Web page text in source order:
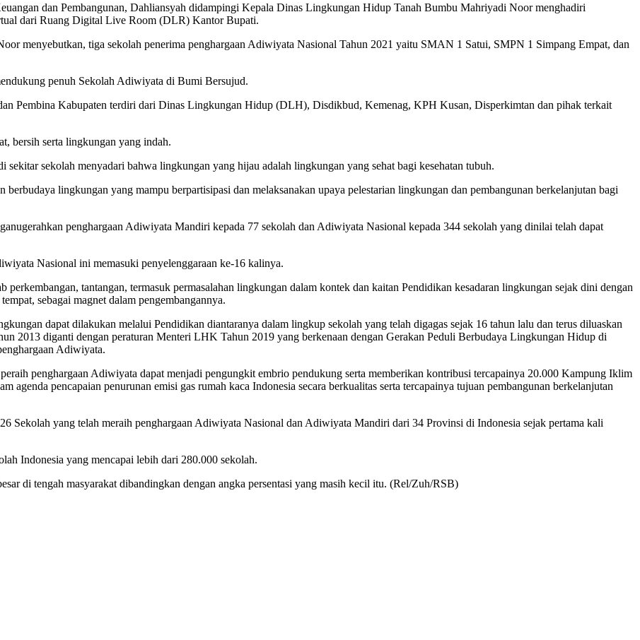
dan Pembangunan, Dahliansyah didampingi Kepala Dinas Lingkungan Hidup Tanah Bumbu Mahriyadi Noor menghadiri
dari Ruang Digital Live Room (DLR) Kantor Bupati.
menyebutkan, tiga sekolah penerima penghargaan Adiwiyata Nasional Tahun 2021 yaitu SMAN 1 Satui, SMPN 1 Simpang Empat, dan
penuh Sekolah Adiwiyata di Bumi Bersujud.
Pembina Kabupaten terdiri dari Dinas Lingkungan Hidup (DLH), Disdikbud, Kemenag, KPH Kusan, Disperkimtan dan pihak terkait
bersih serta lingkungan yang indah.
sekolah menyadari bahwa lingkungan yang hijau adalah lingkungan yang sehat bagi kesehatan tubuh.
lingkungan yang mampu berpartisipasi dan melaksanakan upaya pelestarian lingkungan dan pembangunan berkelanjutan bagi
penghargaan Adiwiyata Mandiri kepada 77 sekolah dan Adiwiyata Nasional kepada 344 sekolah yang dinilai telah dapat
Nasional ini memasuki penyelenggaraan ke-16 kalinya.
tantangan, termasuk permasalahan lingkungan dalam kontek dan kaitan Pendidikan kesadaran lingkungan sejak dini dengan
sebagai magnet dalam pengembangannya.
dapat dilakukan melalui Pendidikan diantaranya dalam lingkup sekolah yang telah digagas sejak 16 tahun lalu dan terus diluaskan
2013 diganti dengan peraturan Menteri LHK Tahun 2019 yang berkenaan dengan Gerakan Peduli Berbudaya Lingkungan Hidup di
Adiwiyata.
penghargaan Adiwiyata dapat menjadi pengungkit embrio pendukung serta memberikan kontribusi tercapainya 20.000 Kampung Iklim
agenda pencapaian penurunan emisi gas rumah kaca Indonesia secara berkualitas serta tercapainya tujuan pembangunan berkelanjutan
Sekolah yang telah meraih penghargaan Adiwiyata Nasional dan Adiwiyata Mandiri dari 34 Provinsi di Indonesia sejak pertama kali
Indonesia yang mencapai lebih dari 280.000 sekolah.
di tengah masyarakat dibandingkan dengan angka persentasi yang masih kecil itu. (Rel/Zuh/RSB)